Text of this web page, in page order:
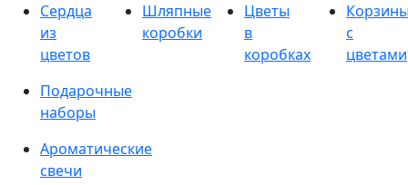
Сердца
из
цветов
Шляпные
коробки
Цветы
в
коробках
с
цветами
Подарочные
наборы
Ароматические
свечи